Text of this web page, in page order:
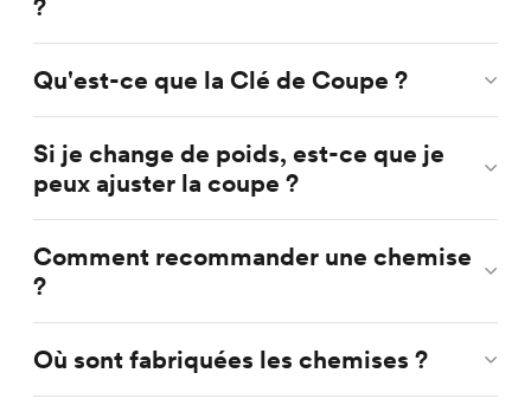
?
Qu'est-ce que la Clé de Coupe ?
Si je change de poids, est-ce que je
peux ajuster la coupe ?
Comment recommander une chemise
?
Où sont fabriquées les chemises ?